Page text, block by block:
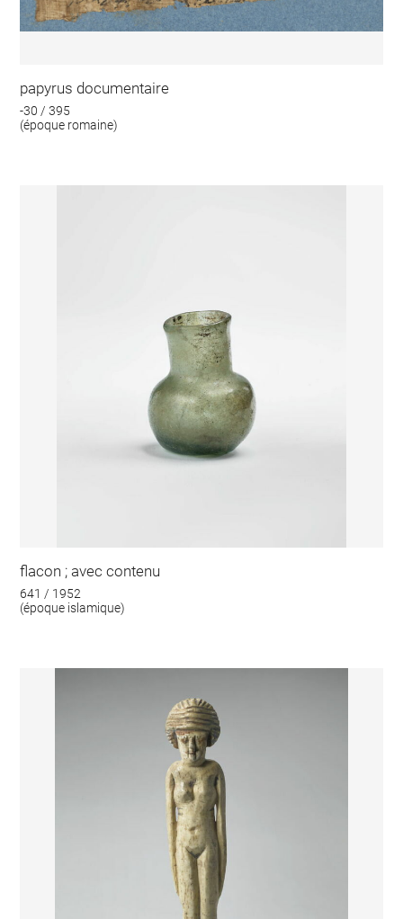
papyrus documentaire
-30 / 395
(époque romaine)
flacon ; avec contenu
641 / 1952
(époque islamique)